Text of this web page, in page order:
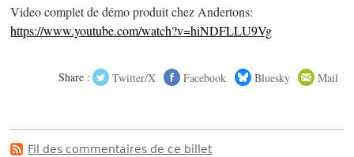
Video complet de démo produit chez Andertons:
https://www.youtube.com/watch?v=hiNDFLLU9Vg
Share : Twitter/X Facebook Bluesky Mail
Fil des commentaires de ce billet